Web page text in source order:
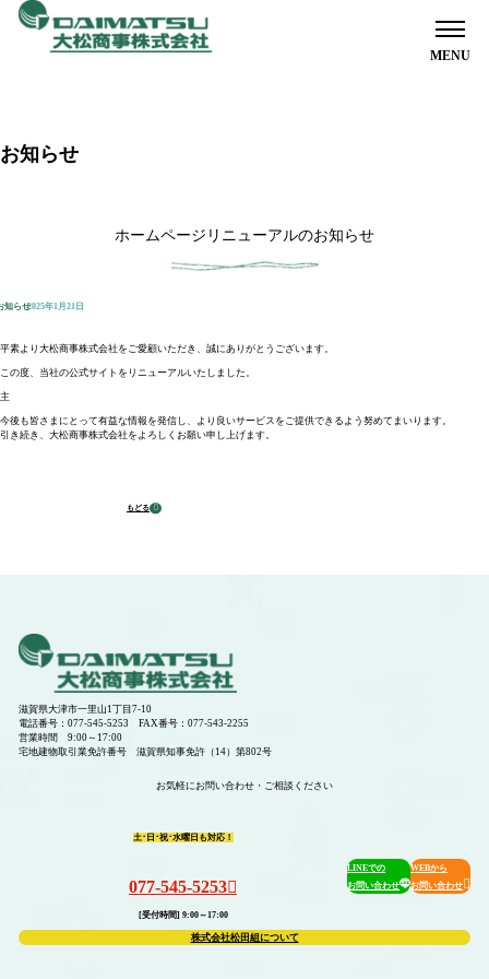
お知らせ
ホームページリニューアルのお知らせ
知らせ2025年1月21日
平素より大松商事株式会社をご愛顧いただき、誠にありがとうございます。
この度、当社の公式サイトをリニューアルいたしました。
主
今後も皆さまにとって有益な情報を発信し、より良いサービスをご提供できるよう努めてまいります。
引き続き、大松商事株式会社をよろしくお願い申し上げます。
もどる
空室情報
滋賀県大津市一里山1丁目7-10
電話番号：077-545-5253 FAX番号：077-543-2255
営業時間 9:00～17:00
宅地建物取引業免許番号 滋賀県知事免許（14）第802号
お気軽にお問い合わせ・ご相談ください
土･日･祝･水曜日も対応！
077-545-5253
[受付時間] 9:00～17:00
LINEでの
お問い合わせ
WEBから
お問い合わせ
株式会社松田組について